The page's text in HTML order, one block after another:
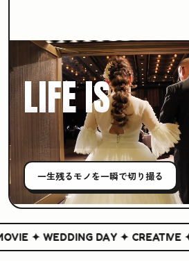
LIFE IS
CREATIVE
一生残るモノを一瞬で切り撮る
✦ WEDDING DAY ✦ CREATIVE ✦